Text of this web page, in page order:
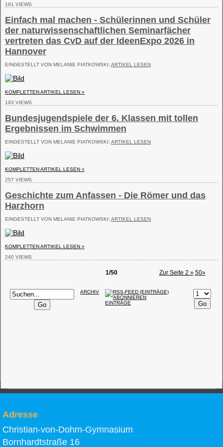
Adresse
Christian-von-Dohm-Gymnasium
Bornhardtstraße 16